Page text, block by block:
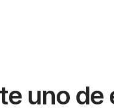
uno de